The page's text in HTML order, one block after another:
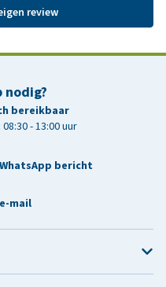
review
nodig?
bereikbaar
- 13:00 uur
bericht
mail